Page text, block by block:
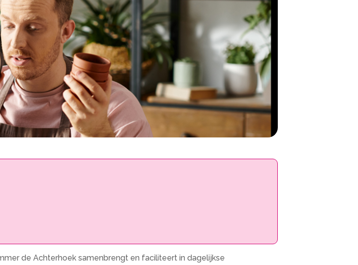
de Achterhoek samenbrengt en faciliteert in dagelijkse